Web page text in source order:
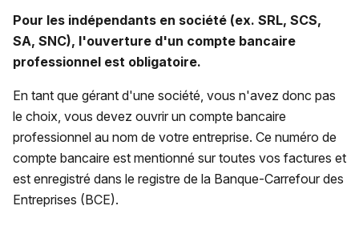
Pour les indépendants en société (ex. SRL, SCS,
SA, SNC), l'ouverture d'un compte bancaire
professionnel est obligatoire.
En tant que gérant d'une société, vous n'avez donc pas
le choix, vous devez ouvrir un compte bancaire
professionnel au nom de votre entreprise. Ce numéro de
compte bancaire est mentionné sur toutes vos factures et
est enregistré dans le registre de la Banque-Carrefour des
Entreprises (BCE).